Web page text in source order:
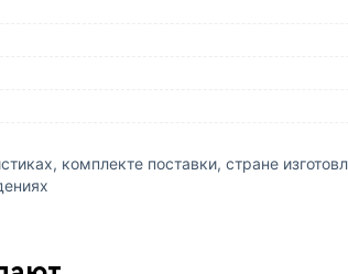
комплекте поставки, стране